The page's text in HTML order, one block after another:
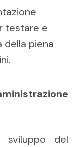
testare e
della piena
sviluppo del